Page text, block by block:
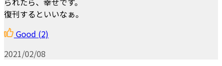
復刊するといいなぁ。
Good (2)
2021/02/08